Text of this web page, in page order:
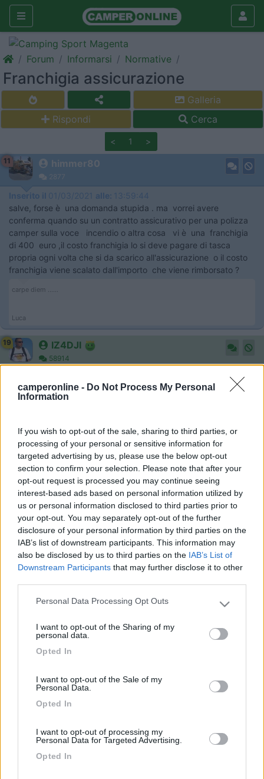
camperonline - Do Not Process My Personal
Information
If you wish to opt-out of the sale, sharing to third parties, or
processing of your personal or sensitive information for
targeted advertising by us, please use the below opt-out
section to confirm your selection. Please note that after your
opt-out request is processed you may continue seeing
interest-based ads based on personal information utilized by
us or personal information disclosed to third parties prior to
your opt-out. You may separately opt-out of the further
disclosure of your personal information by third parties on the
IAB’s list of downstream participants. This information may
also be disclosed by us to third parties on the IAB’s List of
Downstream Participants that may further disclose it to other
Please note that this website/app uses one or more Google
not limited to your visit or usage behaviour. You may click to
use your data for below specified purposes in below Google
Personal Data Processing Opt Outs
I want to opt-out of the Sharing of my
personal data.
Opted In
I want to opt-out of the Sale of my
Personal Data.
Opted In
I want to opt-out of processing my
Personal Data for Targeted Advertising.
Opted In
Forum Informarsi Normative
Franchigia assicurazione
Galleria
Rispondi
Cerca
< 1 >
11 himmer80
2877
Inserito il 01/03/2021 alle: 13:59:44
salve, forse è una domanda stupida . ma vorrei avere
conferma quando su un contratto assicurativo per una polizza
camper sulla voce incendio o altra cosa vi è una franchigia
di 400 euro ,il costo franchigia lo si deve pagare di tasca
propria ogni volta che si da scarico all'assicurazione o il costo
franchigia viene scalato dall'importo che viene rimborsato ?
carpe diem ......
Luca
19 IZ4DJI
58914
In risposta al messaggio di
su un contratto assicurativo per una polizza camper sulla voce incendio
o altra cosa vi è una franchigia di 400 euro ,il costo franchigia
...
se hai una franchigia di 400 euro e hai un danno di mille euro, la
assicurazione ti paga solo 600 euro.
Se hai un danno inferiore alla franchigia la assicurazione non ti
paga nulla.
In pratica l impotrto della franchigia va sottratto al costo del
danno.
Spesso la franchigia ha un valore percentuale e un minimo fisso.
danno di 10mila euro, ti viene sottratto al rimborso mille euro, se
vengono sottratti 400 che è il minimo.
Non devi pagare nulla dando lo scarico, semplicemente viene
____________________________________
Tommaso IZ4DJI